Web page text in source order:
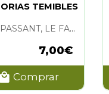
TEMIBLES
MAUPASSANT, LE FANU, BIERCE, EWERS, H.HODGSON, WELLS, KIPLING, JAMES
7,00€
Comprar